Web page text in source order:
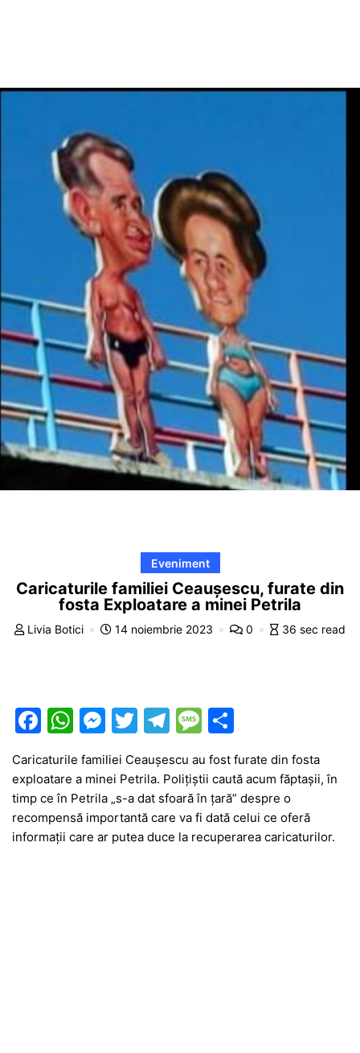
Eveniment
Caricaturile familiei Ceaușescu, furate din
fosta Exploatare a minei Petrila
Livia Botici 14 noiembrie 2023 0 36 sec read
F
c
e
b
o
W
h
at
s
A
p
M
e
s
s
e
n
T
itt
er
T
e
gr
a
m
M
e
s
s
a
g
ar
ta
je
a
z
Caricaturile familiei Ceaușescu au fost furate din fosta
exploatare a minei Petrila. Polițiștii caută acum făptașii, în
timp ce în Petrila „s-a dat sfoară în țară” despre o
recompensă importantă care va fi dată celui ce oferă
informații care ar putea duce la recuperarea caricaturilor.